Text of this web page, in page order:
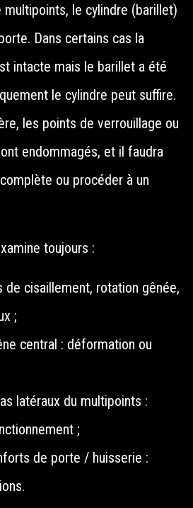
multipoints, le cylindre (barillet)
Dans certains cas la
intacte mais le barillet a été
le cylindre peut suffire.
les points de verrouillage ou
endommagés, et il faudra
ou procéder à un
toujours :
de cisaillement, rotation gênée,
;
central : déformation ou
latéraux du multipoints :
;
de porte / huisserie :